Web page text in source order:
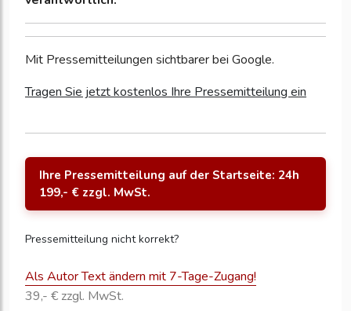
Mit Pressemitteilungen sichtbarer bei Google.
Tragen Sie jetzt kostenlos Ihre Pressemitteilung ein
Ihre Pressemitteilung auf der Startseite: 24h
199,- € zzgl. MwSt.
Pressemitteilung nicht korrekt?
Als Autor Text ändern mit 7-Tage-Zugang!
39,- € zzgl. MwSt.